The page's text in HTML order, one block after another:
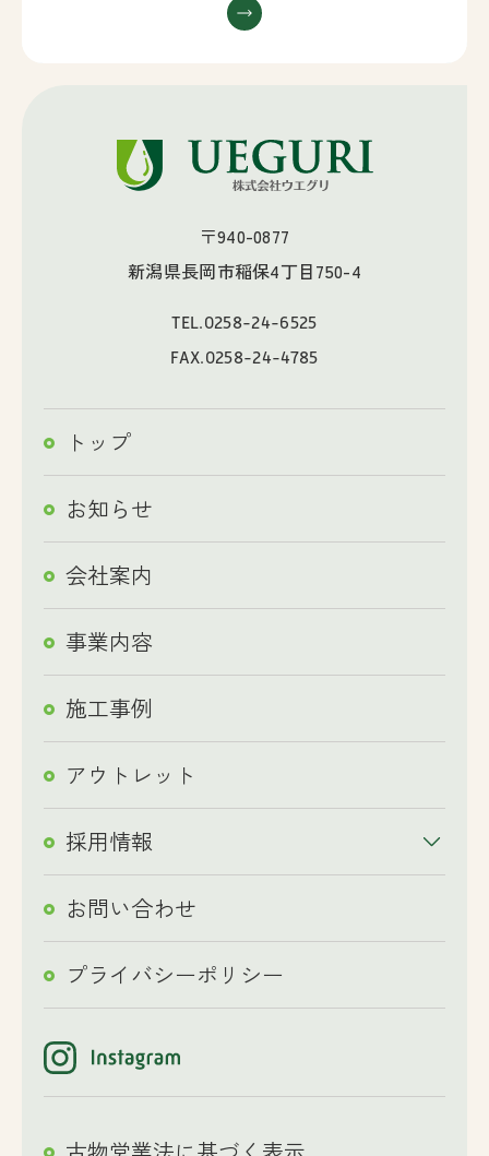
〒940-0877
新潟県長岡市稲保4丁目750-4
TEL.0258-24-6525
FAX.0258-24-4785
トップ
お知らせ
会社案内
事業内容
施工事例
アウトレット
採用情報
お問い合わせ
プライバシーポリシー